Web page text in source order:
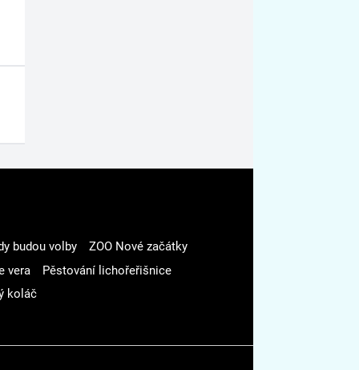
budou volby
ZOO Nové začátky
vera
Pěstování lichořeřišnice
koláč